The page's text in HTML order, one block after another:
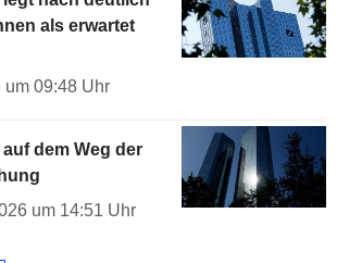
als erwartet
09:48 Uhr
dem Weg der
um 14:51 Uhr